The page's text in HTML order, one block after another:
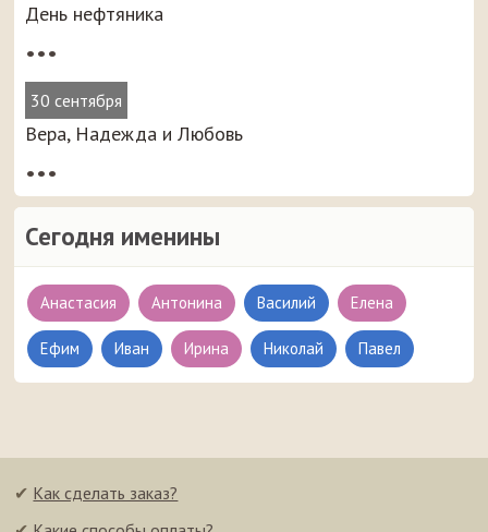
День нефтяника
•••
30 сентября
Вера, Надежда и Любовь
•••
Сегодня именины
Анастасия Антонина Василий Елена
Ефим Иван Ирина Николай Павел
✔ Как сделать заказ?